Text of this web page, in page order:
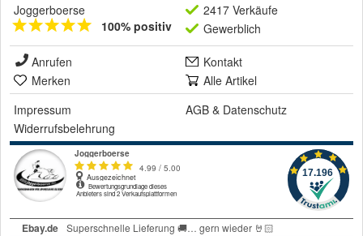
Joggerboerse
100% positiv
2417 Verkäufe
Gewerblich
Anrufen
Kontakt
Merken
Alle Artikel
Impressum
AGB & Datenschutz
Widerrufsbelehrung